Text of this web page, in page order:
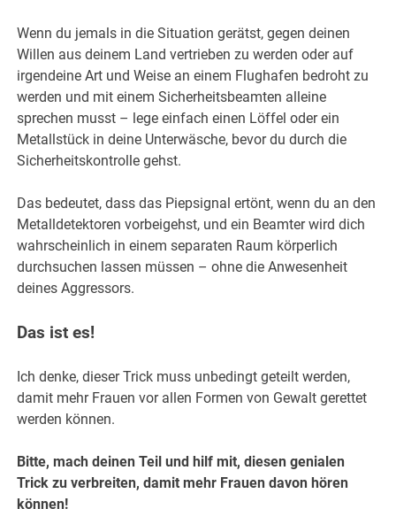
Wenn du jemals in die Situation gerätst, gegen deinen
Willen aus deinem Land vertrieben zu werden oder auf
irgendeine Art und Weise an einem Flughafen bedroht zu
werden und mit einem Sicherheitsbeamten alleine
sprechen musst – lege einfach einen Löffel oder ein
Metallstück in deine Unterwäsche, bevor du durch die
Sicherheitskontrolle gehst.
Das bedeutet, dass das Piepsignal ertönt, wenn du an den
Metalldetektoren vorbeigehst, und ein Beamter wird dich
wahrscheinlich in einem separaten Raum körperlich
durchsuchen lassen müssen – ohne die Anwesenheit
deines Aggressors.
Das ist es!
Ich denke, dieser Trick muss unbedingt geteilt werden,
damit mehr Frauen vor allen Formen von Gewalt gerettet
werden können.
Bitte, mach deinen Teil und hilf mit, diesen genialen
Trick zu verbreiten, damit mehr Frauen davon hören
können!